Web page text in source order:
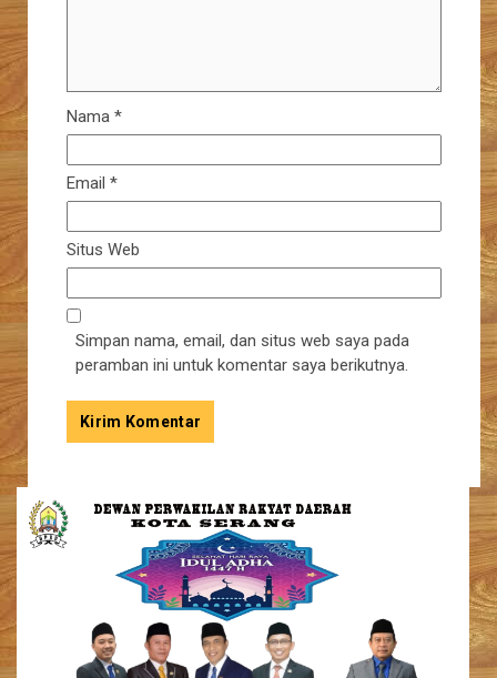
Nama *
Email *
Situs Web
Simpan nama, email, dan situs web saya pada
peramban ini untuk komentar saya berikutnya.